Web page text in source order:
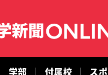
学部 付属校 ス